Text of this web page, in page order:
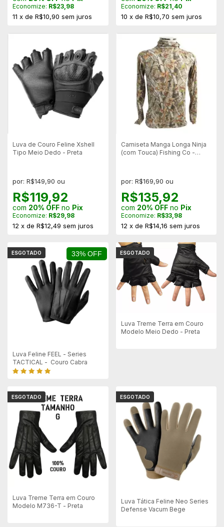
Economize: R$23,98
11 x de R$10,90 sem juros
Economize: R$21,40
10 x de R$10,70 sem juros
Luva de Couro Feline Xshell
Tipo Meio Dedo - Preta
por: R$149,90 ou
R$119,92
com 20% OFF no Pix
Economize: R$29,98
12 x de R$12,49 sem juros
Camiseta Manga Longa Ninja
(com Touca) Fishing Co -
por: R$169,90 ou
R$135,92
com 20% OFFno Pix
Economize: R$33,98
12 x de R$14,16 sem juros
33% OFF
ESGOTADO
Luva Feline FEEL - Series
TACTICAL - Couro Cabra
ESGOTADO
Luva Treme Terra em Couro
Modelo Meio Dedo - Preta
ESGOTADO
Luva Treme Terra em Couro
Modelo M736-T - Preta
ESGOTADO
Luva Tática Feline Neo Series
Defense Vacum Bege